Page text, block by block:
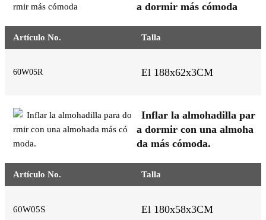
a dormir más cómoda
Artículo No. Talla
60W05R El 188x62x3CM
Inflar la almohadilla par
a dormir con una almoha
da más cómoda.
Artículo No. Talla
60W05S El 180x58x3CM